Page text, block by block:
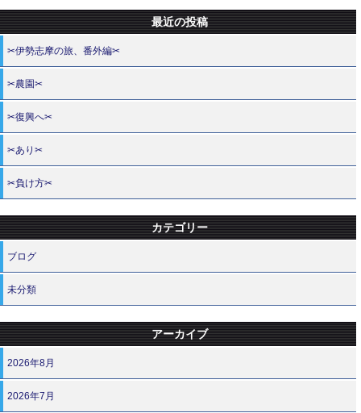
最近の投稿
✂伊勢志摩の旅、番外編✂
✂農園✂
✂復興へ✂
✂あり✂
✂負け方✂
カテゴリー
ブログ
未分類
アーカイブ
2026年8月
2026年7月